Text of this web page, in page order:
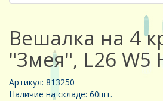
Вешалка на 4
"Змея", L26 W5
Артикул: 813250
Наличие на складе: 60шт.